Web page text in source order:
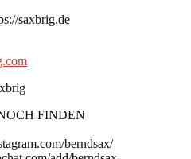
saxbrig.de
FINDEN
berndsax/